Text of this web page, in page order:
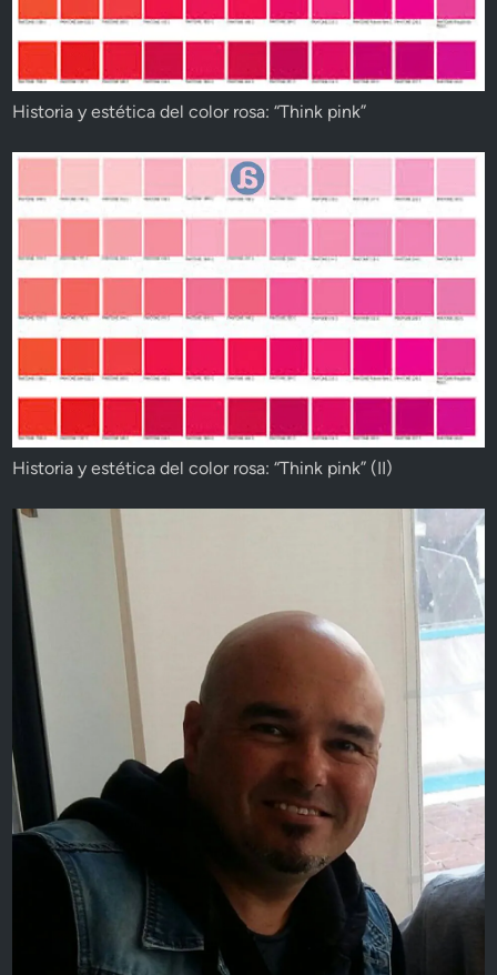
Historia y estética del color rosa: “Think pink”
Historia y estética del color rosa: “Think pink” (II)